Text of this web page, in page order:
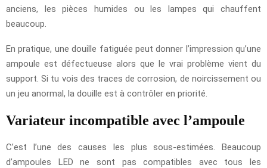
anciens, les pièces humides ou les lampes qui chauffent
beaucoup.
En pratique, une douille fatiguée peut donner l’impression qu’une
ampoule est défectueuse alors que le vrai problème vient du
support. Si tu vois des traces de corrosion, de noircissement ou
un jeu anormal, la douille est à contrôler en priorité.
Variateur incompatible avec l’ampoule
C’est l’une des causes les plus sous-estimées. Beaucoup
d’ampoules LED ne sont pas compatibles avec tous les